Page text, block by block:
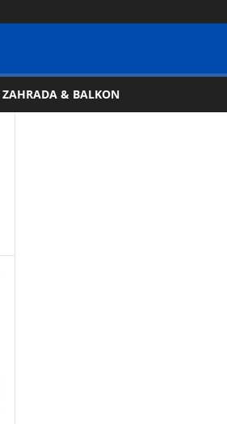
ZAHRADA & BALKON